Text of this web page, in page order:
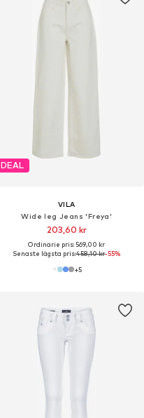
DEAL
VILA
Wide leg Jeans 'Freya'
203,60 kr
Ordinarie pris: 569,00 kr
Senaste lägsta pris:458,10 kr-55%
+5